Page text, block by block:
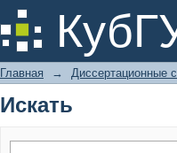
Искать
Главная → Диссертационные
Искать